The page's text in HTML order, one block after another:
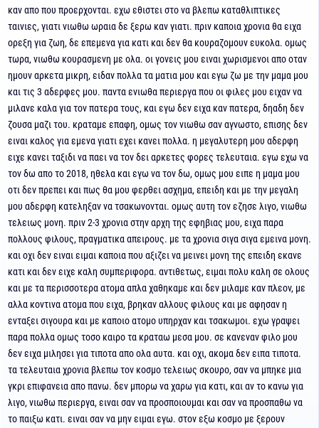
καν απο που προερχονται. εχω εθιστει στο να βλεπω καταθλιπτικες
ταινιες, γιατι νιωθω ωραια δε ξερω καν γιατι. πριν καποια χρονια θα ειχα
ορεξη για ζωη, δε επεμενα για κατι και δεν θα κουραζομουν ευκολα. ομως
τωρα, νιωθω κουρασμενη με ολα. οι γονεις μου ειναι χωρισμενοι απο οταν
ημουν αρκετα μικρη, ειδαν πολλα τα ματια μου και εγω ζω με την μαμα μου
και τις 3 αδερφες μου. παντα ενιωθα περιεργα που οι φιλες μου ειχαν να
μιλανε καλα για τον πατερα τους, και εγω δεν ειχα καν πατερα, δηαδη δεν
ζουσα μαζι του. κραταμε επαφη, ομως τον νιωθω σαν αγνωστο, επισης δεν
ειναι καλος για εμενα γιατι εχει κανει πολλα. η μεγαλυτερη μου αδερφη
ειχε κανει ταξιδι να παει να τον δει αρκετες φορες τελευταια. εγω εχω να
τον δω απο το 2018, ηθελα και εγω να τον δω, ομως μου ειπε η μαμα μου
οτι δεν πρεπει και πως θα μου φερθει ασχημα, επειδη και με την μεγαλη
μου αδερφη κατεληξαν να τσακωνονται. ομως αυτη τον εζησε λιγο, νιωθω
τελειως μονη. πριν 2-3 χρονια στην αρχη της εφηβιας μου, ειχα παρα
πολλους φιλους, πραγματικα απειρους. με τα χρονια σιγα σιγα εμεινα μονη.
και οχι δεν ειναι ειμαι καποια που αξιζει να μεινει μονη της επειδη εκανε
κατι και δεν ειχε καλη συμπεριφορα. αντιθετως, ειμαι πολυ καλη σε ολους
και με τα περισσοτερα ατομα απλα χαθηκαμε και δεν μιλαμε καν πλεον, με
αλλα κοντινα ατομα που ειχα, βρηκαν αλλους φιλους και με αφησαν η
ενταξει σιγουρα και με καποιο ατομο υπηρχαν και τσακωμοι. εχω γραψει
παρα πολλα ομως τοσο καιρο τα κραταω μεσα μου. σε κανεναν φιλο μου
δεν ειχα μιλησει για τιποτα απο ολα αυτα. και οχι, ακομα δεν ειπα τιποτα.
τα τελευταια χρονια βλεπω τον κοσμο τελειως σκουρο, σαν να μπηκε μια
γκρι επιφανεια απο πανω. δεν μπορω να χαρω για κατι, και αν το κανω για
λιγο, νιωθω περιεργα, ειναι σαν να προσποιουμαι και σαν να προσπαθω να
το παιξω κατι. ειναι σαν να μην ειμαι εγω. στον εξω κοσμο με ξερουν